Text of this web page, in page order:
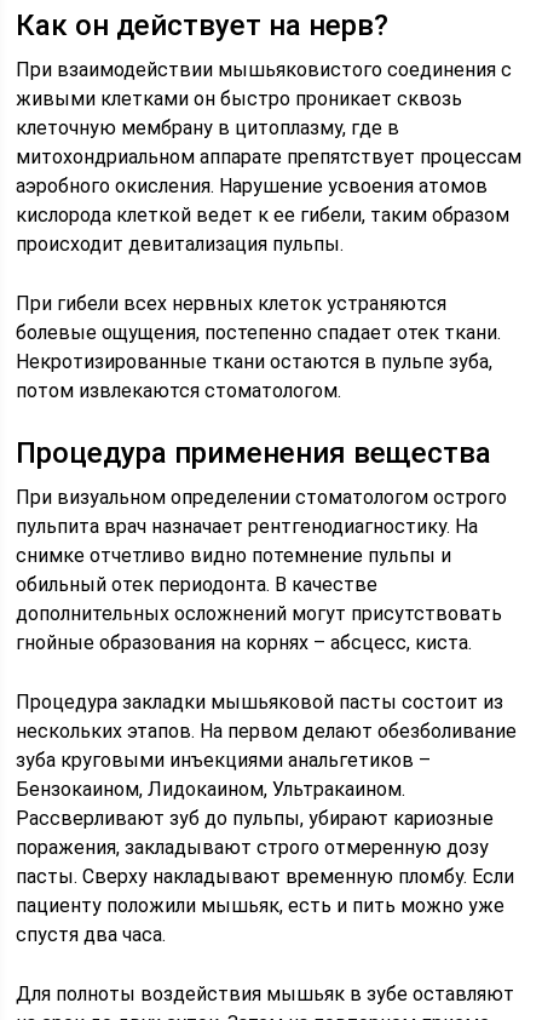
Как он действует на нерв?
При взаимодействии мышьяковистого соединения с
живыми клетками он быстро проникает сквозь
клеточную мембрану в цитоплазму, где в
митохондриальном аппарате препятствует процессам
аэробного окисления. Нарушение усвоения атомов
кислорода клеткой ведет к ее гибели, таким образом
происходит девитализация пульпы.
При гибели всех нервных клеток устраняются
болевые ощущения, постепенно спадает отек ткани.
Некротизированные ткани остаются в пульпе зуба,
потом извлекаются стоматологом.
Процедура применения вещества
При визуальном определении стоматологом острого
пульпита врач назначает рентгенодиагностику. На
снимке отчетливо видно потемнение пульпы и
обильный отек периодонта. В качестве
дополнительных осложнений могут присутствовать
гнойные образования на корнях – абсцесс, киста.
Процедура закладки мышьяковой пасты состоит из
нескольких этапов. На первом делают обезболивание
зуба круговыми инъекциями анальгетиков –
Бензокаином, Лидокаином, Ультракаином.
Рассверливают зуб до пульпы, убирают кариозные
поражения, закладывают строго отмеренную дозу
пасты. Сверху накладывают временную пломбу. Если
пациенту положили мышьяк, есть и пить можно уже
спустя два часа.
Для полноты воздействия мышьяк в зубе оставляют